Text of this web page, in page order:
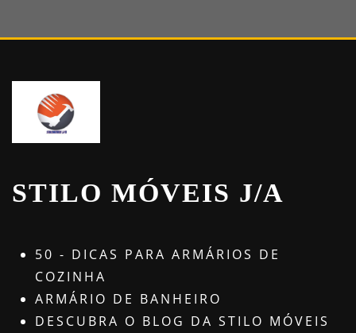
STILO MÓVEIS J/A
50 - DICAS PARA ARMÁRIOS DE
COZINHA
ARMÁRIO DE BANHEIRO
DESCUBRA O BLOG DA STILO MÓVEIS